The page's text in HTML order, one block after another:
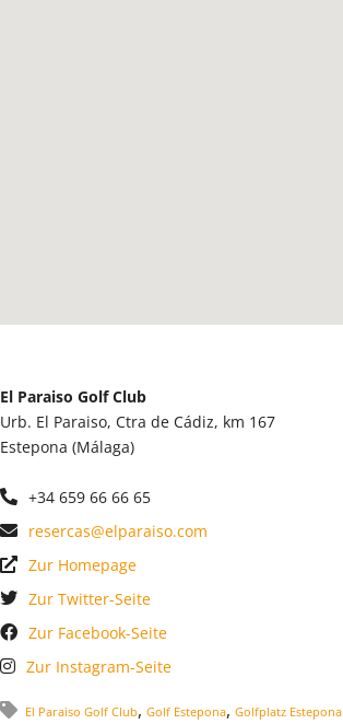
El Paraiso Golf Club
Urb. El Paraiso, Ctra de Cádiz, km 167
Estepona (Málaga)
+34 659 66 66 65
resercas@elparaiso.com
Zur Homepage
Zur Twitter-Seite
Zur Facebook-Seite
Zur Instagram-Seite
El Paraiso Golf Club, Golf Estepona, Golfplatz Estepona